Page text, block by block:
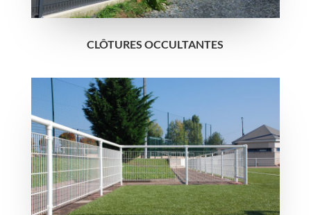
CLÔTURES OCCULTANTES